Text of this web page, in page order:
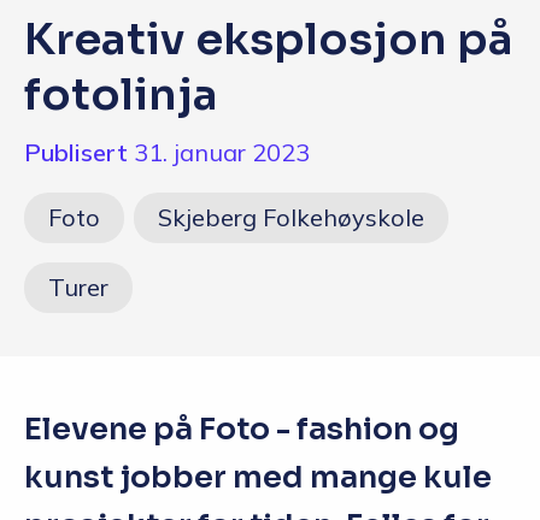
English
Søk i dag
Kreativ eksplosjon på
fotolinja
Publisert 31. januar 2023
Foto Skjeberg Folkehøyskole
Turer
Elevene på Foto - fashion og
kunst jobber med mange kule